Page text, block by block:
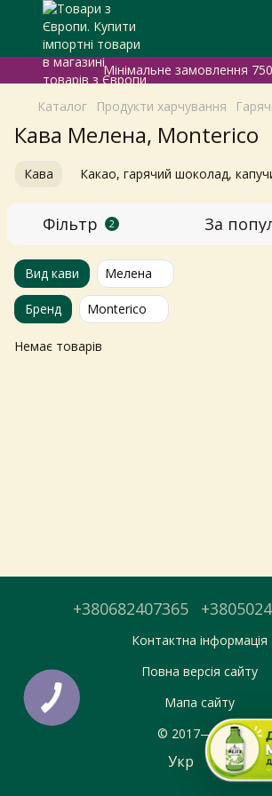
Мінімальне замовлення
Каталог Продукти харчування
Кава Мелена, Monterico
Кава Какао, гарячий шоколад,
Фільтр 2 За
Вид кави Мелена
Бренд Monterico
Немає товарів
+380682407365
Контактна інформація
Повна версія сайту
Мапа сайту
© 2017—2026
Укр Рус
Перейти до
День доставки обираєте під час